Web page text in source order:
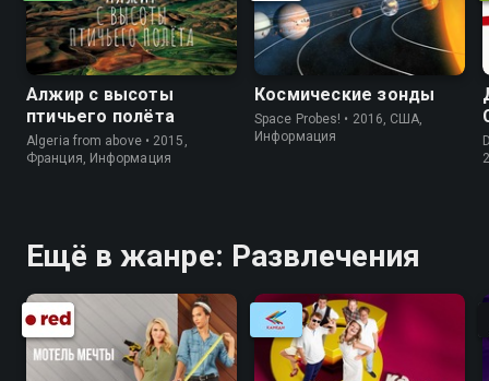
Алжир с высоты
птичьего полёта
Algeria from above • 2015,
Франция, Информация
Космические зонды
Space Probes! • 2016, США,
Информация
Ещё в жанре: Развлечения